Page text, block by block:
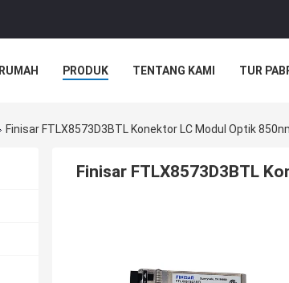
RUMAH PRODUK TENTANG KAMI TUR
Finisar FTLX8573D3BTL Konektor LC Modul Optik
Finisar FTLX8573D3BTL